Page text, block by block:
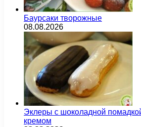
Баурсаки творожные
08.08.2026
Эклеры с шоколадной
кремом